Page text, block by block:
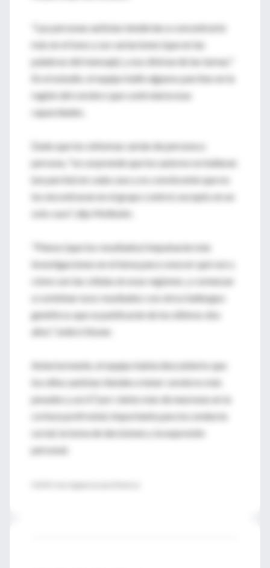
"Las personas autistas tenderían a concentrarte
más en el tono y sus variaciones (que en las
palabras del mensaje), y eso distrae de las tareas."
En el estudio, el equipo halló algunos parches en la
región del cerebro que controlaría esas
capacidades.
Dado que los síntomas varían de persona a
persona, "no sorprende que los autores no hallaran
(un parche) en cada caso y es convincente que no
los encontraran en el grupo control, excepto en un
solo caso", dijo Molholm.
"Pienso (que los resultados) impulsarán más
investigaciones en el tema para conocer qué son y
cómo son las células en esas regiones, y comenzar
a combinar esos resultados con otros hallazgos
genéticos que se publicarán de los últimos dos
años", indicó Stoner.
Anteriormente, el equipo había descubierto que
los niños autistas tienden a tener cerebros más
pesados y un 67 por ciento más de neuronas en la
corteza prefrontal, importante para la conducta
social, la toma de decisiones y la expresión
personal.